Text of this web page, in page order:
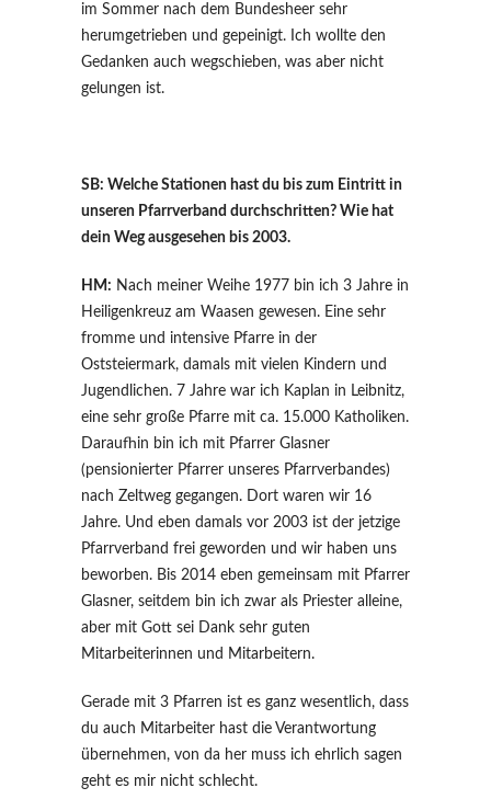
im Sommer nach dem Bundesheer sehr
herumgetrieben und gepeinigt. Ich wollte den
Gedanken auch wegschieben, was aber nicht
gelungen ist.
SB: Welche Stationen hast du bis zum Eintritt in
unseren Pfarrverband durchschritten? Wie hat
dein Weg ausgesehen bis 2003.
HM: Nach meiner Weihe 1977 bin ich 3 Jahre in
Heiligenkreuz am Waasen gewesen. Eine sehr
fromme und intensive Pfarre in der
Oststeiermark, damals mit vielen Kindern und
Jugendlichen. 7 Jahre war ich Kaplan in Leibnitz,
eine sehr große Pfarre mit ca. 15.000 Katholiken.
Daraufhin bin ich mit Pfarrer Glasner
(pensionierter Pfarrer unseres Pfarrverbandes)
nach Zeltweg gegangen. Dort waren wir 16
Jahre. Und eben damals vor 2003 ist der jetzige
Pfarrverband frei geworden und wir haben uns
beworben. Bis 2014 eben gemeinsam mit Pfarrer
Glasner, seitdem bin ich zwar als Priester alleine,
aber mit Gott sei Dank sehr guten
Mitarbeiterinnen und Mitarbeitern.
Gerade mit 3 Pfarren ist es ganz wesentlich, dass
du auch Mitarbeiter hast die Verantwortung
übernehmen, von da her muss ich ehrlich sagen
geht es mir nicht schlecht.